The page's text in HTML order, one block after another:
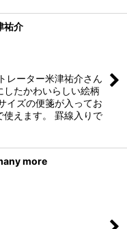
祐介
レーター米津祐介さん
したかわいらしい絵柄
イズの便箋が入ってお
使えます。 罫線入りで
more